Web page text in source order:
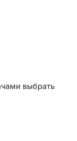
выбрать